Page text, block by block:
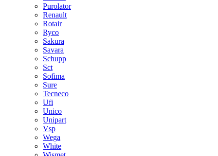
Purolator
Renault
Rotair
Ryco
Sakura
Savara
Schupp
Sct
Sofima
Sure
Tecneco
Ufi
Unico
Unipart
Vsp
Wega
White